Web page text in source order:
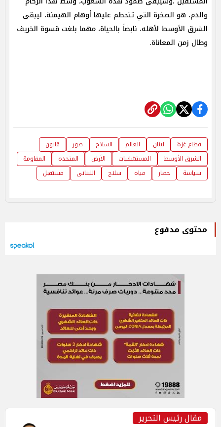
والدم، هو الصخرة التي تتحطم عليها أوهام الهيمنة، ليبقى
الشرق الأوسط لأهله، نابضاً بالحياة، مهما بلغت قسوة الخريف
وطال زمن المعاناة.
قطاع غزة لبنان العالم السلاح صور
قانون
الشرق الأوسط
المستشفيات الأرض المتحدة
المقاومة
سياسة
حصار مياه سلاح اللبنانى مستقبل
محتوى مدفوع
مقال رئيس التحرير